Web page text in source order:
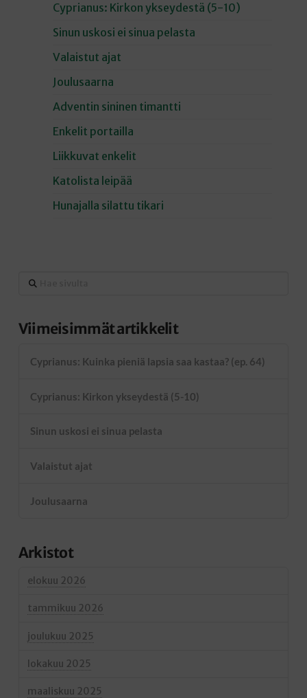
Cyprianus: Kirkon ykseydestä (5-10)
Sinun uskosi ei sinua pelasta
Valaistut ajat
Joulusaarna
Adventin sininen timantti
Enkelit portailla
Liikkuvat enkelit
Katolista leipää
Hunajalla silattu tikari
Hae
Viimeisimmät artikkelit
Cyprianus: Kuinka pieniä lapsia saa kastaa? (ep. 64)
Cyprianus: Kirkon ykseydestä (5-10)
Sinun uskosi ei sinua pelasta
Valaistut ajat
Joulusaarna
Arkistot
elokuu 2026
tammikuu 2026
joulukuu 2025
lokakuu 2025
maaliskuu 2025